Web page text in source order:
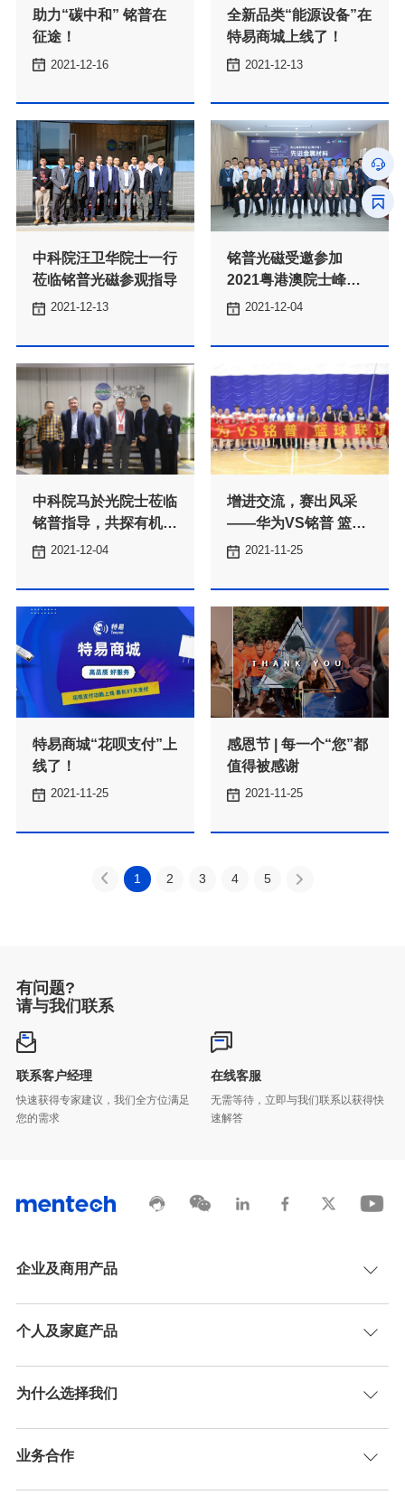
式上线，速来体验~ 了“神秘”新功能
征途！
2021-12-16
征途！
特易商城上线了！
2021-12-13
了！
莅临铭普光磁参观指导
2021-12-13
指导
暨松山湖科学会议
2021-12-04
暨松山湖科学会议
导体材料技术
2021-12-04
机半导体材料技术
联谊赛
2021-11-25
球联谊赛
线了！
2021-11-25
付”上线了！
值得被感谢
2021-11-25
1 2 3 4 5
有问题?
请与我们联系
联系客户经理
您的需求
在线客服
速解答
企业及商用产品
个人及家庭产品
为什么选择我们
业务合作